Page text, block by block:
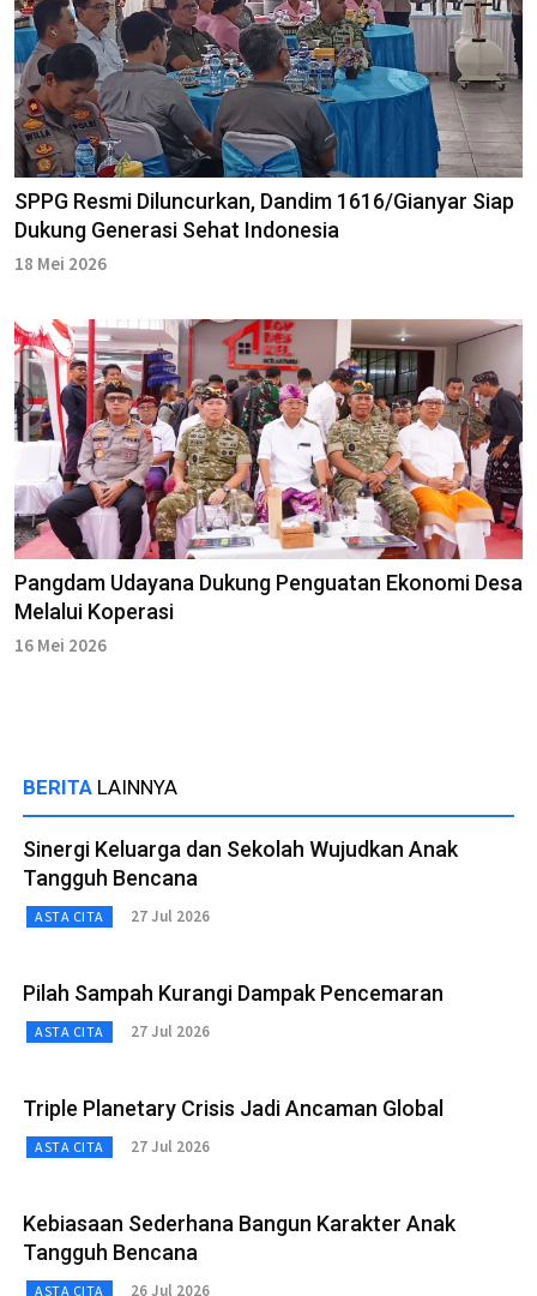
SPPG Resmi Diluncurkan, Dandim 1616/Gianyar Siap
Dukung Generasi Sehat Indonesia
18 Mei 2026
Pangdam Udayana Dukung Penguatan Ekonomi Desa
Melalui Koperasi
16 Mei 2026
BERITA LAINNYA
Sinergi Keluarga dan Sekolah Wujudkan Anak
Tangguh Bencana
ASTA CITA 27 Jul 2026
Pilah Sampah Kurangi Dampak Pencemaran
ASTA CITA 27 Jul 2026
Triple Planetary Crisis Jadi Ancaman Global
ASTA CITA 27 Jul 2026
Kebiasaan Sederhana Bangun Karakter Anak
Tangguh Bencana
ASTA CITA 26 Jul 2026